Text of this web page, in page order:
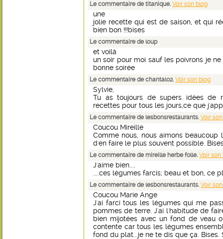
Le commentaire de titanique. Voir son blog
une
jolie recette qui est de saison, et qui
bien bon !!!bises
Le commentaire de loup
et voilà
un soir pour moi sauf les poivrons je
bonne soirée
Le commentaire de chantal02. Voir son blog
Sylvie,
Tu as toujours de supers idées de
recettes pour tous les jours,ce que
Le commentaire de lesbonsrestaurants. Voir
Coucou Mireille
Comme nous, nous aimons
d'en faire le plus souvent possible.
Le commentaire de mireille herbe folle. Voir son
J'aime bien....
....ces légumes farcis; beau et bon, ce
Le commentaire de lesbonsrestaurants. Voir
Coucou Marie Ange
J'ai farci tous les légumes qui me
pommes de terre. J'ai l'habitude de
bien mijotées avec un fond de veau
contente car tous les légumes
fond du plat...je ne te dis que ça. Bises.